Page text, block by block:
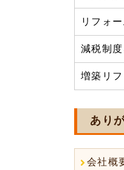
リフォ
減税制
増築リ
あり
会社概